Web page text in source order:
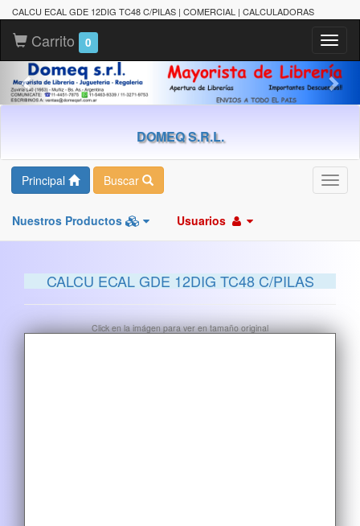
CALCU ECAL GDE 12DIG TC48 C/PILAS | COMERCIAL | CALCULADORAS
Carrito 0
DOMEQ S.R.L.
Principal Buscar
Nuestros Productos Usuarios
CALCU ECAL GDE 12DIG TC48 C/PILAS
Click en la imágen para ver en tamaño original